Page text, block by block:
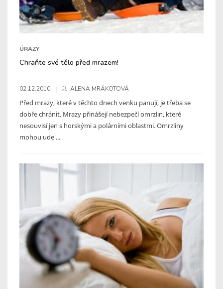
ÚRAZY
Chraňte své tělo před mrazem!
02.12.2010 ALENA MRÁKOTOVÁ
Před mrazy, které v těchto dnech venku panují, je třeba se
dobře chránit. Mrazy přinášejí nebezpečí omrzlin, které
nesouvisí jen s horskými a polárními oblastmi. Omrzliny
mohou ude ...